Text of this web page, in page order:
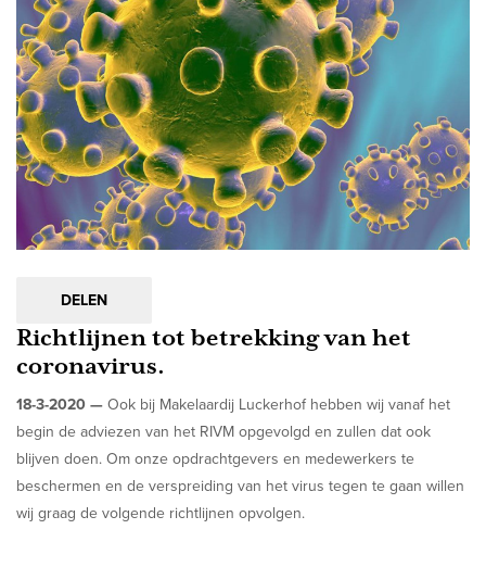
DELEN
Richtlijnen tot betrekking van het
coronavirus.
18-3-2020 — Ook bij Makelaardij Luckerhof hebben wij vanaf het
begin de adviezen van het RIVM opgevolgd en zullen dat ook
blijven doen. Om onze opdrachtgevers en medewerkers te
beschermen en de verspreiding van het virus tegen te gaan willen
wij graag de volgende richtlijnen opvolgen.